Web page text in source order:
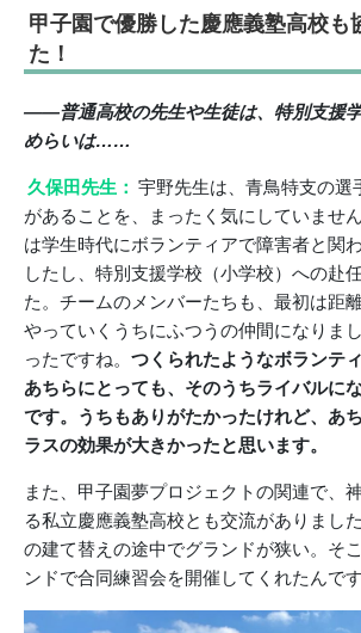
甲子園で優勝した慶應義塾高校も
た！
――普通高校の先生や生徒は、特別支援
めらいは……
久保田先生： 宇野先生は、青鳥特支の選
があることを、まったく気にしていませ
は学生時代にボランティアで障害者と関
したし、特別支援学校（小学校）への赴
た。チームのメンバーたちも、最初は距
やっていくうちにふつうの仲間になりま
ったですね。 つくられたようなボランテ
あちらにとっても、そのうちライバルに
です。うちもありがたかったけれど、あ
ラスの効果が大きかったと思います。
また、甲子園夢プロジェクトの関連で、
る私立慶應義塾高校とも交流がありまし
の建て替えの途中でグランドが狭い。そ
ンドで合同練習会を開催してくれたんです